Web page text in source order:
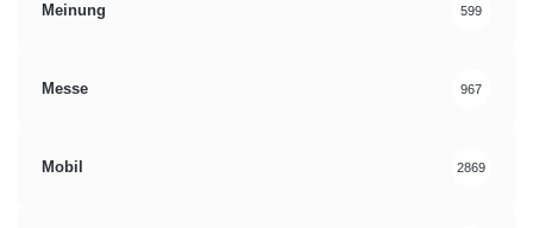
Meinung 599
Messe 967
Mobil 2869